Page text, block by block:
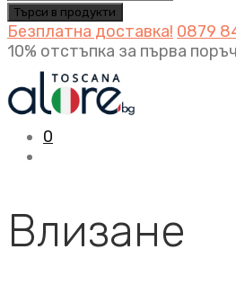
Безплатна доставка! 0879
10% отстъпка за първа
0
Влизане